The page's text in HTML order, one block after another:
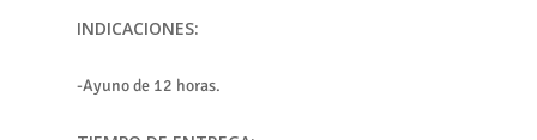
INDICACIONES:
-Ayuno de 12 horas.